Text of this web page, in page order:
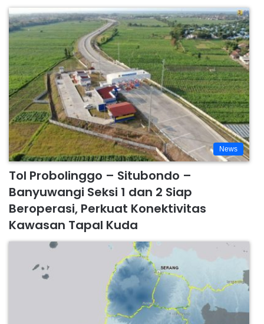
News
Tol Probolinggo – Situbondo –
Banyuwangi Seksi 1 dan 2 Siap
Beroperasi, Perkuat Konektivitas
Kawasan Tapal Kuda